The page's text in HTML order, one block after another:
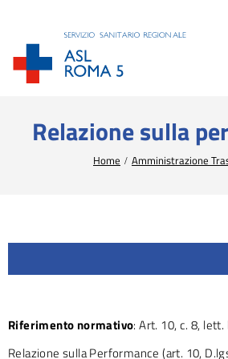
Relazione sulla
Home Amministrazione
Riferimento normativo: Art. 10, c. 8,
Relazione sulla Performance (art. 10,